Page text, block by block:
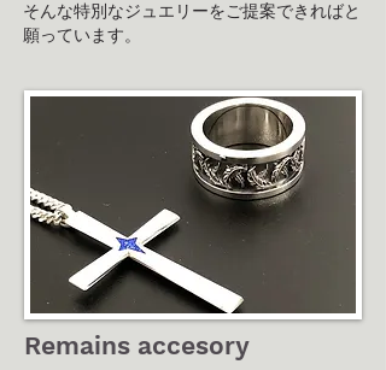
そんな特別なジュエリーをご提案できればと
願っています。
Remains accesory